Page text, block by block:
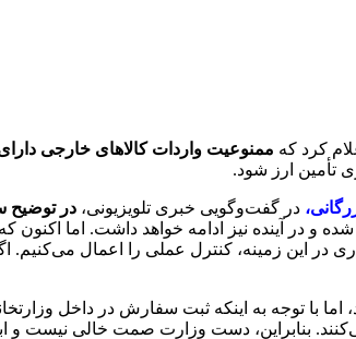
ممنوعیت واردات کالاهای خارجی دارای
ارز شود.
در گفت‌وگویی خبری تلویزیونی، در توضیح
و در آینده نیز ادامه خواهد داشت. اما
در این زمینه، کنترل عملی را اعمال
با توجه به اینکه ثبت سفارش در داخل
بنابراین، دست وزارت صمت خالی نیست و